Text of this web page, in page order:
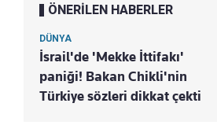
ÖNERİLEN HABERLER
DÜNYA
İsrail'de 'Mekke İttifakı'
paniği! Bakan Chikli'nin
Türkiye sözleri dikkat çekti